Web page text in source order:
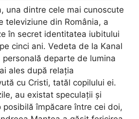
una dintre cele mai cunoscute
televiziune din România, a
în secret identitatea iubitului
cinci ani. Vedeta de la Kanal
departe de lumina
ales după relația
cu Cristi, tatăl copilului ei.
au existat speculații și
posibilă împăcare între cei doi,